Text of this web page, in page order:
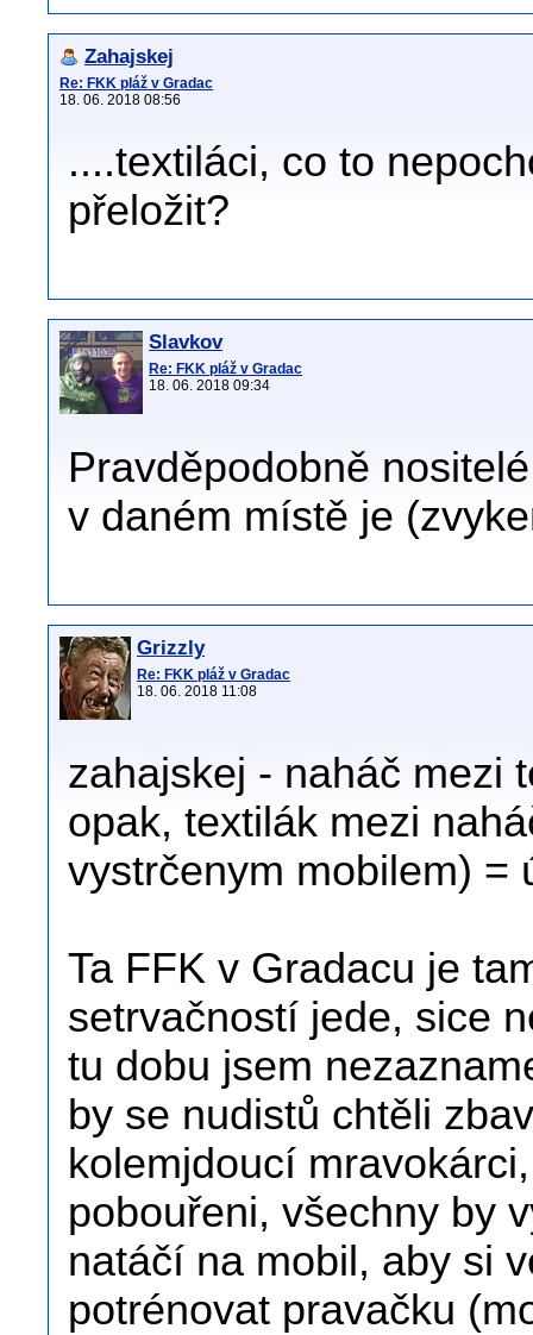
Zahajskej
Re: FKK pláž v Gradac
18. 06. 2018 08:56
....textiláci, co to
přeložit?
Slavkov
Re: FKK pláž v Gradac
18. 06. 2018 09:34
Pravděpodobně
v daném místě je
Grizzly
Re: FKK pláž v Gradac
18. 06. 2018 11:08
zahajskej - naháč mezi
opak, textilák mezi
vystrčenym mobilem) =
Ta FFK v Gradacu je
setrvačností jede, sice
tu dobu jsem
by se nudistů chtěli
kolemjdoucí
pobouřeni, všechny by
natáčí na mobil, aby si
potrénovat pravačku